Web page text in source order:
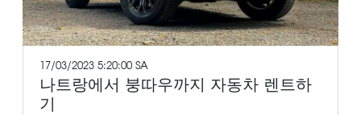
17/03/2023 5:20:00 SA
나트랑에서 붕따우까지 자동차 렌트하
기